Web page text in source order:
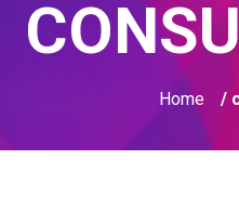
Home /